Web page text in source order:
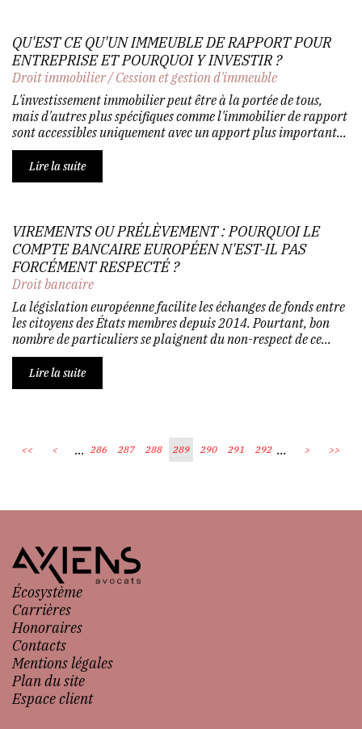
QU'EST CE QU'UN IMMEUBLE DE RAPPORT POUR
ENTREPRISE ET POURQUOI Y INVESTIR ?
Droit immobilier/Cession et gestion d'immeuble
L'investissement immobilier peut être à la portée de tous,
mais d'autres plus spécifiques comme l'immobilier de rapport
sont accessibles uniquement avec un apport plus important...
Lire la suite
VIREMENTS OU PRÉLÈVEMENT : POURQUOI LE
COMPTE BANCAIRE EUROPÉEN N'EST-IL PAS
FORCÉMENT RESPECTÉ ?
Droit bancaire
La législation européenne facilite les échanges de fonds entre
les citoyens des États membres depuis 2014. Pourtant, bon
nombre de particuliers se plaignent du non-respect de ce...
Lire la suite
<< < ... 286 287 288 289 290 291 292 ... > >>
Écosystème
Carrières
Honoraires
Contacts
Mentions légales
Plan du site
Espace client